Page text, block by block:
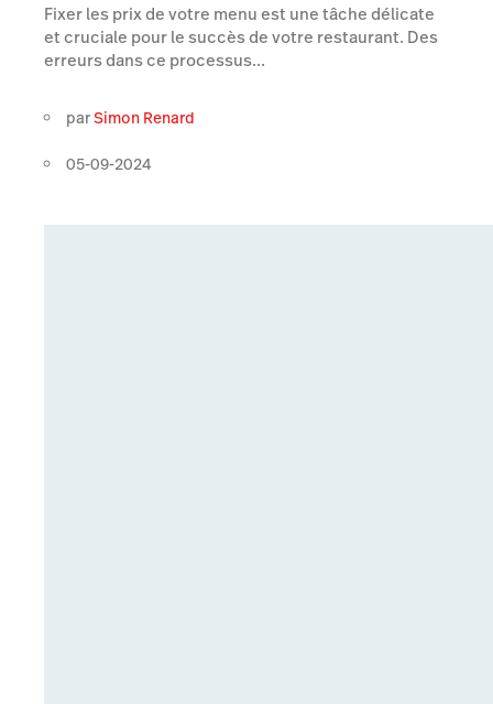
Fixer les prix de votre menu est une tâche délicate
et cruciale pour le succès de votre restaurant. Des
erreurs dans ce processus...
parSimon Renard
05-09-2024